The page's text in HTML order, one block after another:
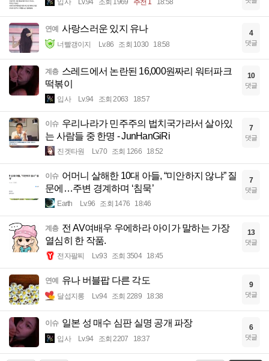
입사 Lv.94 조회 1969 추천 1 18:58
연예 사랑스러운 있지 유나
너빨갱이지 Lv.86 조회 1030 18:58
4
댓글
계층 스레드에서 논란된 16,000원짜리 워터파크
떡볶이
입사 Lv.94 조회 2063 18:57
10
댓글
이슈 우리나라가 민주주의 법치국가라서 살아있
는 사람들 중 한명 - JunHanGiRi
진겟타원 Lv.70 조회 1266 18:52
7
댓글
이슈 어머니 살해한 10대 아들, “미안하지 않냐” 질
문에…주변 경계하며 ‘침묵’
Earth Lv.96 조회 1476 18:46
7
댓글
계층 전 AV여배우 우에하라 아이가 말하는 가장
열심히 한 작품.
전자팔찌 Lv.93 조회 3504 18:45
13
댓글
연예 유나 버블팝 다른 각도
달섭지롱 Lv.94 조회 2289 18:38
9
댓글
이슈 일본 성 매수 심판 실명 공개 파장
입사 Lv.94 조회 2207 18:37
6
댓글